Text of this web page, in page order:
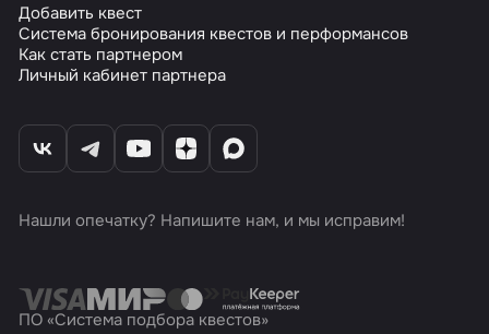
Добавить квест
Система бронирования квестов и перформансов
Как стать партнером
Личный кабинет партнера
Нашли опечатку? Напишите нам, и мы исправим!
ПО «Система подбора квестов»